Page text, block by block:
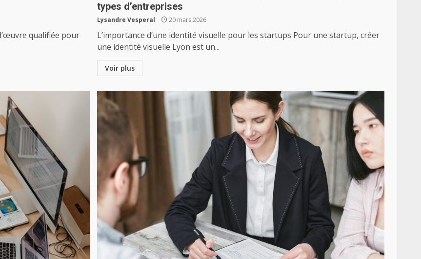
qualifiée pour
types d’entreprises
Lysandre Vesperal 20 mars 2026
L’importance d’une identité visuelle pour les startups Pour une startup, créer
une identité visuelle Lyon est un...
Voir plus